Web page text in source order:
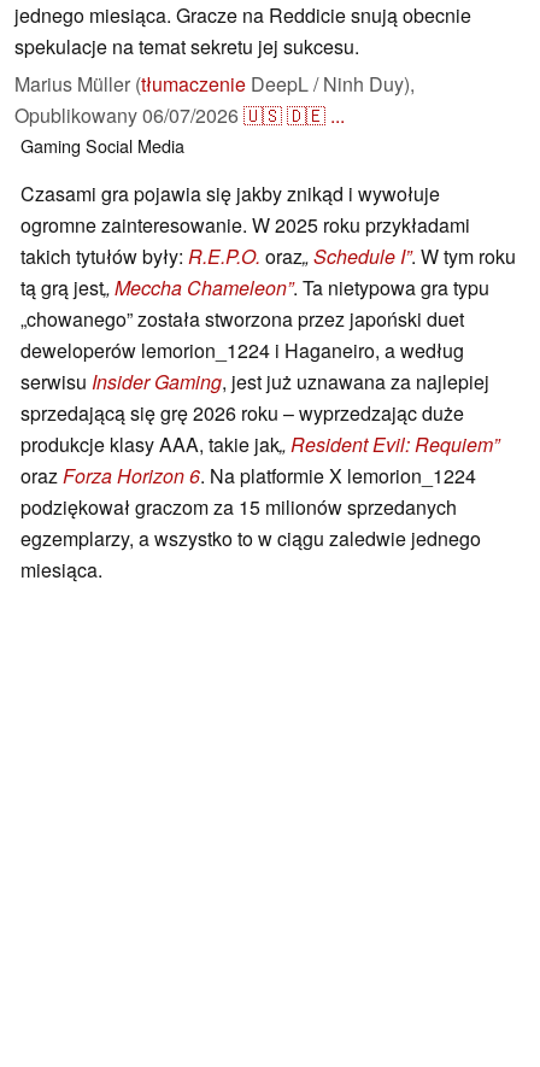
jednego miesiąca. Gracze na Reddicie snują obecnie
spekulacje na temat sekretu jej sukcesu.
Marius Müller (tłumaczenie DeepL / Ninh Duy),
Opublikowany06/07/2026🇺🇸🇩🇪 ...
Gaming Social Media
Czasami gra pojawia się jakby znikąd i wywołuje
ogromne zainteresowanie. W 2025 roku przykładami
takich tytułów były: R.E.P.O. oraz„Schedule I”. W tym roku
tą grą jest„Meccha Chameleon”. Ta nietypowa gra typu
„chowanego” została stworzona przez japoński duet
deweloperów lemorion_1224 i Haganeiro, a według
serwisu Insider Gaming, jest już uznawana za najlepiej
sprzedającą się grę 2026 roku – wyprzedzając duże
produkcje klasy AAA, takie jak„Resident Evil: Requiem”
orazForza Horizon 6. Na platformie X lemorion_1224
podziękował graczom za 15 milionów sprzedanych
egzemplarzy, a wszystko to w ciągu zaledwie jednego
miesiąca.